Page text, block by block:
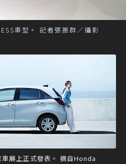
車型。 記者張振群／攝影
展上正式發表。 摘自Honda